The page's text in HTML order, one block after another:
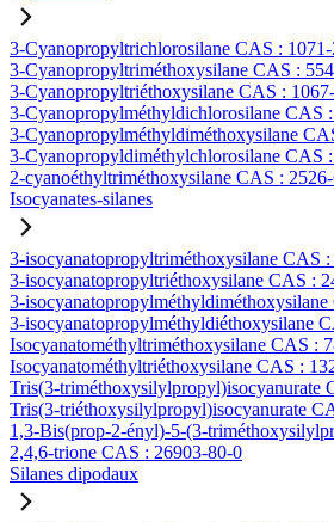
3-Cyanopropyltrichlorosilane CAS :
3-Cyanopropyltriméthoxysilane CAS :
3-Cyanopropyltriéthoxysilane CAS :
3-Cyanopropylméthyldichlorosilane CAS
3-Cyanopropylméthyldiméthoxysilane
3-Cyanopropyldiméthylchlorosilane CAS
2-cyanoéthyltriméthoxysilane CAS :
Isocyanates-silanes
3-isocyanatopropyltriméthoxysilane CAS
3-isocyanatopropyltriéthoxysilane CAS :
3-
3-isocyanatopropylméthyldiéthoxysilane
Isocyanatométhyltriméthoxysilane CAS :
Isocyanatométhyltriéthoxysilane CAS :
Tris(3-triméthoxysilylpropyl)isocyanurate
Tris(3-triéthoxysilylpropyl)isocyanurate
1,3-Bis(prop-2-ényl)-5-(3-
2,4,6-trione CAS : 26903-80-0
Silanes dipodaux